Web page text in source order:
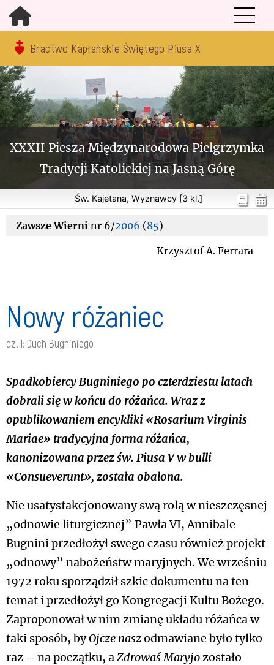
Bractwo Kapłańskie Świętego Piusa X
XXXII Piesza Międzynarodowa Pielgrzymka
Tradycji Katolickiej na Jasną Górę
Św. Kajetana, Wyznawcy [3 kl.]
Zawsze Wierni nr 6/2006 (85)
Krzysztof A. Ferrara
Nowy różaniec
cz. I: Duch Bugniniego
Spadkobiercy Bugniniego po czterdziestu latach
dobrali się w końcu do różańca. Wraz z
opublikowaniem encykliki «Rosarium Virginis
Mariae» tradycyjna forma różańca,
kanonizowana przez św. Piusa V w bulli
«Consueverunt», została obalona.
Nie usatysfakcjonowany swą rolą w nieszczęsnej
„odnowie liturgicznej” Pawła VI, Annibale
Bugnini przedłożył swego czasu również projekt
„odnowy” nabożeństw maryjnych. We wrześniu
1972 roku sporządził szkic dokumentu na ten
temat i przedłożył go Kongregacji Kultu Bożego.
Zaproponował w nim zmianę układu różańca w
taki sposób, byOjcze naszodmawiane było tylko
raz – na początku, aZdrowaś Maryjozostało